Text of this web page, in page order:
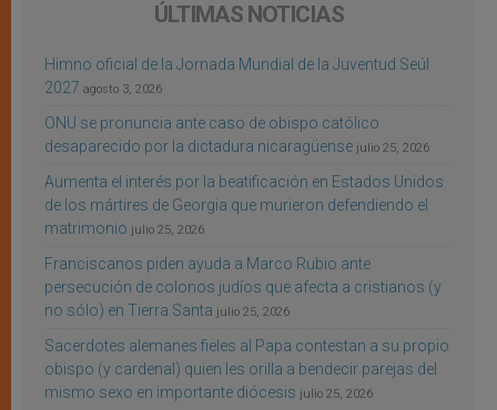
ÚLTIMAS NOTICIAS
Himno oficial de la Jornada Mundial de la Juventud Seúl
2027 agosto 3, 2026
ONU se pronuncia ante caso de obispo católico
desaparecido por la dictadura nicaragüense julio 25, 2026
Aumenta el interés por la beatificación en Estados Unidos
de los mártires de Georgia que murieron defendiendo el
matrimonio julio 25, 2026
Franciscanos piden ayuda a Marco Rubio ante
persecución de colonos judíos que afecta a cristianos (y
no sólo) en Tierra Santa julio 25, 2026
Sacerdotes alemanes fieles al Papa contestan a su propio
obispo (y cardenal) quien les orilla a bendecir parejas del
mismo sexo en importante diócesis julio 25, 2026